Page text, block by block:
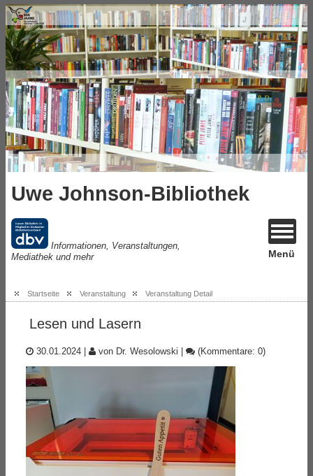
Uwe Johnson-Bibliothek
Informationen, Veranstaltungen,
Mediathek und mehr
Menü
Startseite Veranstaltung Veranstaltung Detail
Lesen und Lasern
30.01.2024 | von Dr. Wesolowski | (Kommentare: 0)